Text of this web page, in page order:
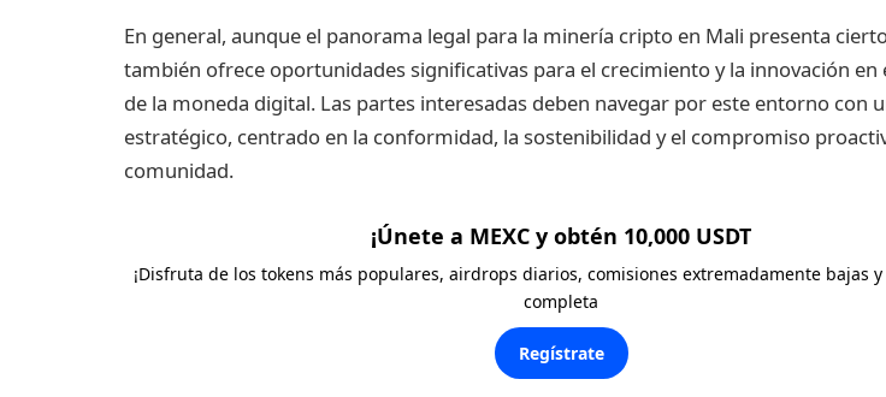
En general, aunque el panorama legal para la minería cripto en Mali presenta
también ofrece oportunidades significativas para el crecimiento y la innovación en
de la moneda digital. Las partes interesadas deben navegar por este entorno con
estratégico, centrado en la conformidad, la sostenibilidad y el compromiso
comunidad.
¡Únete a MEXC y obtén 10,000 USDT
¡Disfruta de los tokens más populares, airdrops diarios, comisiones extremadamente bajas
completa
Regístrate